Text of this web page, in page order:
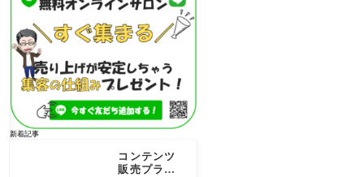
新着記事
コンテンツ
販売プラッ